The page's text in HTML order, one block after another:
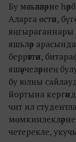
Бу мәсьәләләрне
Аларга өстәп,
яшьләр
беррәттән,
яшәүчеләрнең
бу юлны
йортына
чит ил
четерекле,